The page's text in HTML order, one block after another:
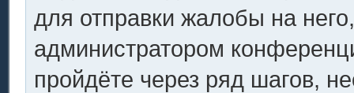
для отправки жалобы на
администратором
пройдёте через ряд шагов,